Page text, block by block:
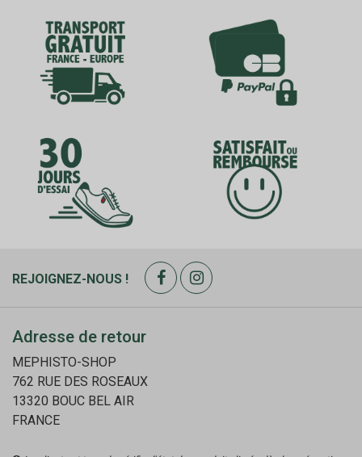
REJOIGNEZ-NOUS !
Adresse de retour
MEPHISTO-SHOP
762 RUE DES ROSEAUX
13320 BOUC BEL AIR
FRANCE